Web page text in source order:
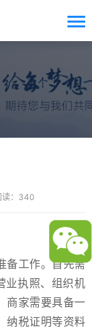
读：340
备工作。首先需
业执照、组织机
商家需要具备一
纳税证明等资料